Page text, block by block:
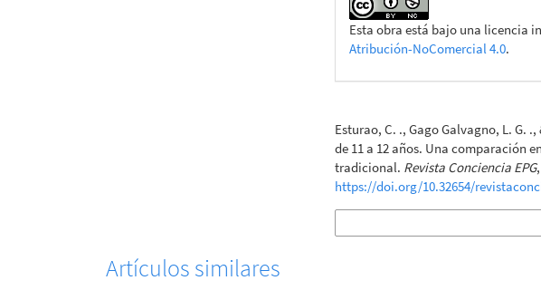
Esta obra está bajo una licencia
Atribución-NoComercial 4.0.
Esturao, C. ., Gago Galvagno, L. G.
de 11 a 12 años. Una comparación
tradicional. Revista Conciencia EPG
https://doi.org/10.32654/
Artículos similares